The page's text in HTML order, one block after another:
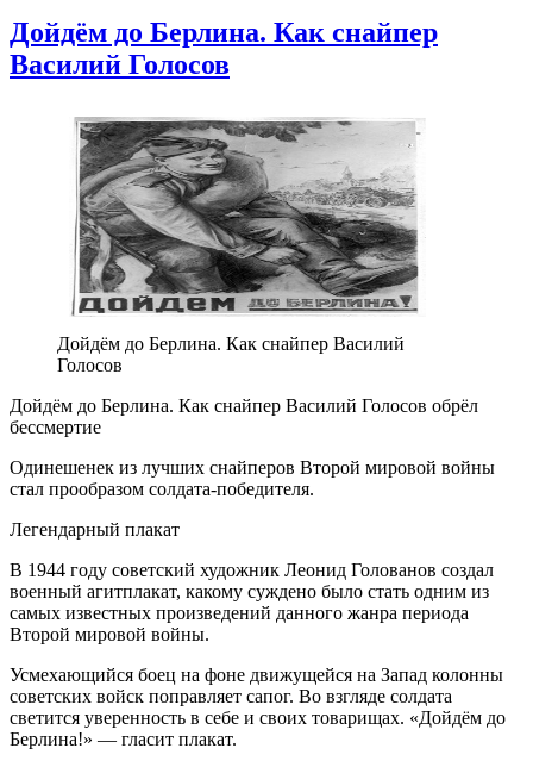
Дойдём до Берлина. Как снайпер
Василий Голосов
Дойдём до Берлина. Как снайпер Василий
Голосов
Дойдём до Берлина. Как снайпер Василий Голосов обрёл
бессмертие
Одинешенек из лучших снайперов Второй мировой войны
стал прообразом солдата-победителя.
Легендарный плакат
В 1944 году советский художник Леонид Голованов создал
военный агитплакат, какому суждено было стать одним из
самых известных произведений данного жанра периода
Второй мировой войны.
Усмехающийся боец на фоне движущейся на Запад колонны
советских войск поправляет сапог. Во взгляде солдата
светится уверенность в себе и своих товарищах. «Дойдём до
Берлина!» — гласит плакат.